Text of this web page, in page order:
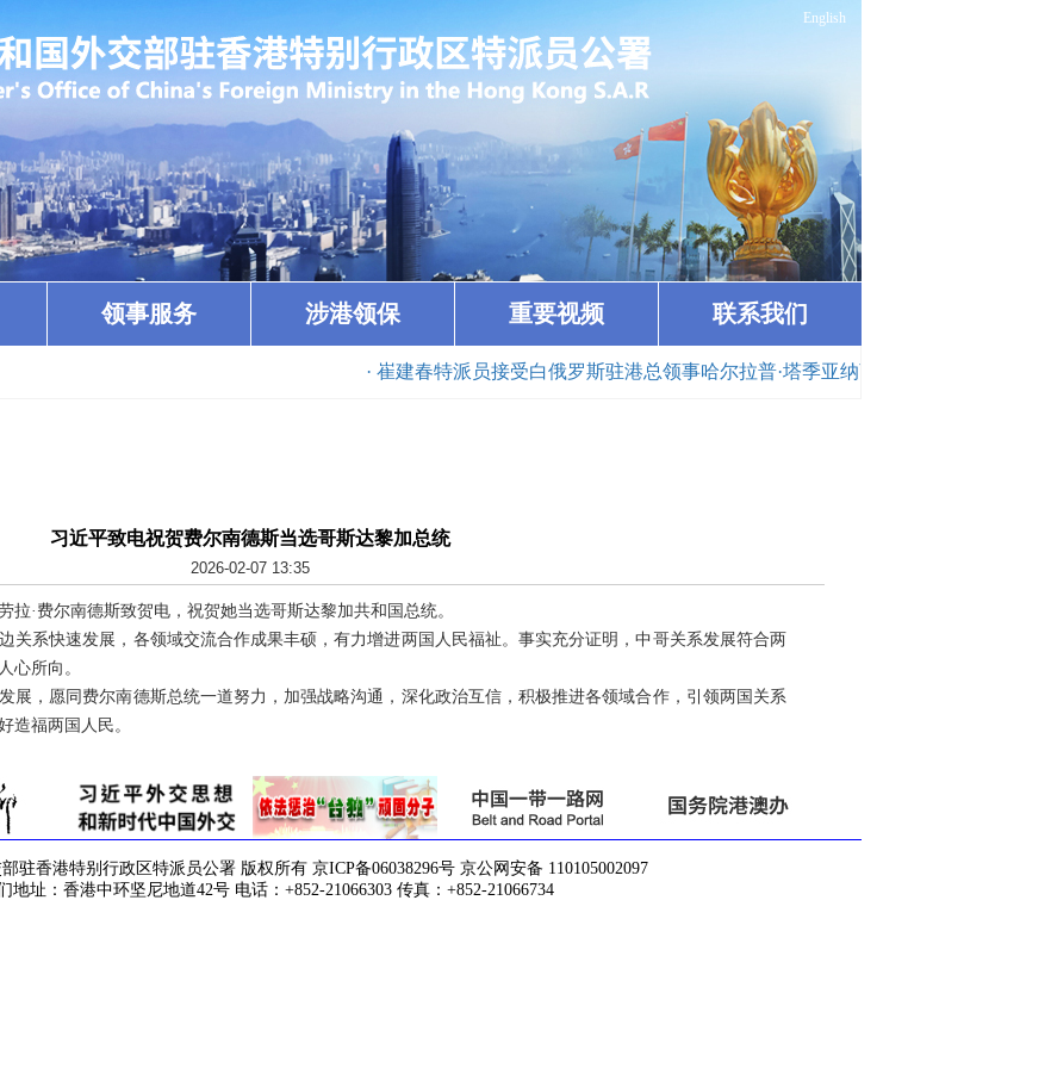
English
领事服务 涉港领保 重要视频 联系我们
· 崔建春特派员接受白俄罗斯驻港总领事哈尔拉普·塔季亚纳离任拜会（2026-02-03）
习近平致电祝贺费尔南德斯当选哥斯达黎加总统
2026-02-07 13:35
拉·费尔南德斯致贺电，祝贺她当选哥斯达黎加共和国总统。
关系快速发展，各领域交流合作成果丰硕，有力增进两国人民福祉。事实充分证明，中哥关系发展符合两
心所向。
展，愿同费尔南德斯总统一道努力，加强战略沟通，深化政治互信，积极推进各领域合作，引领两国关系
造福两国人民。
驻香港特别行政区特派员公署 版权所有 京ICP备06038296号 京公网安备 110105002097
地址：香港中环坚尼地道42号 电话：+852-21066303 传真：+852-21066734